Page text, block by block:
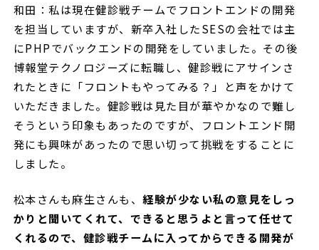
和田：私は現在健診戦チームでフロントエンドの開発
を担当していますが、新卒入社したSESの会社では主
にPHPでバックエンドの開発をしていました。その後
博報堂テクノロジーズに転職し、健診戦にアサインさ
れたときに「フロントもやってみる？」と声をかけて
いただきました。健診戦は見た目が華やかなので難し
そうという印象もあったのですが、フロントエンド開
発にも興味があったので思い切って挑戦をすることに
しました。
松本さんも麻生さんも、経験が少ない私の意見をしっ
かりと聞いてくれて、できると思うよと言って任せて
くれるので、健診戦チームに入ってからできる開発が